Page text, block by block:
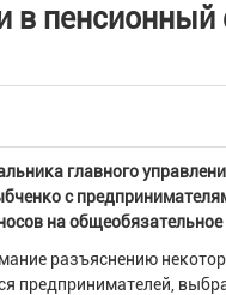
в
главного
с
на
разъяснению
предпринимателей,